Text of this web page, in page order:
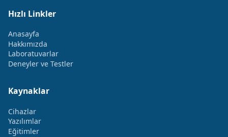
Hızlı Linkler
Anasayfa
Hakkımızda
Laboratuvarlar
Deneyler ve Testler
Kaynaklar
Cihazlar
Yazılımlar
Eğitimler